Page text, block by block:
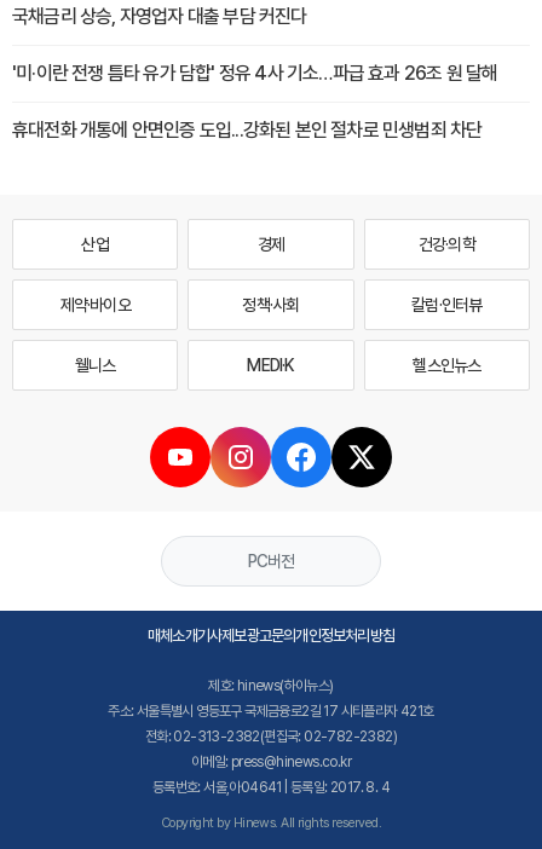
국채금리 상승, 자영업자 대출 부담 커진다
'미·이란 전쟁 틈타 유가 담합' 정유 4사 기소…파급 효과 26조 원 달해
휴대전화 개통에 안면인증 도입...강화된 본인 절차로 민생범죄 차단
산업 경제 건강·의학
제약·바이오 정책·사회 칼럼·인터뷰
웰니스 MEDI·K 헬스인뉴스
PC버전
매체소개기사제보광고문의개인정보처리방침
제호: hinews(하이뉴스)
주소: 서울특별시 영등포구 국제금융로2길 17 시티플라자 421호
전화: 02-313-2382(편집국: 02-782-2382)
이메일: press@hinews.co.kr
등록번호: 서울,아04641 | 등록일: 2017. 8. 4
Copyright by Hinews. All rights reserved.